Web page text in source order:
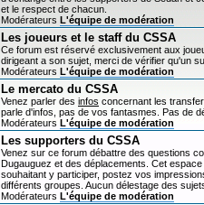
et le respect de chacun.
Modérateurs L'équipe de modération
Les joueurs et le staff du CSSA
Ce forum est réservé exclusivement aux
dirigeant a son sujet, merci de vérifier qu'un
Modérateurs L'équipe de modération
Le mercato du CSSA
Venez parler des infos concernant les
parle d'infos, pas de vos fantasmes. Pas de
Modérateurs L'équipe de modération
Les supporters du CSSA
Venez sur ce forum débattre des questions
Dugauguez et des déplacements. Cet
souhaitant y participer, postez vos
différents groupes. Aucun délestage des
Modérateurs L'équipe de modération